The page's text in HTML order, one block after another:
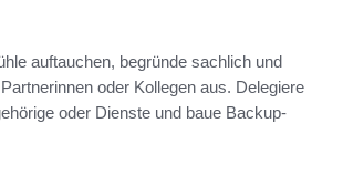
auftauchen, begründe sachlich und
oder Kollegen aus. Delegiere
oder Dienste und baue Backup-